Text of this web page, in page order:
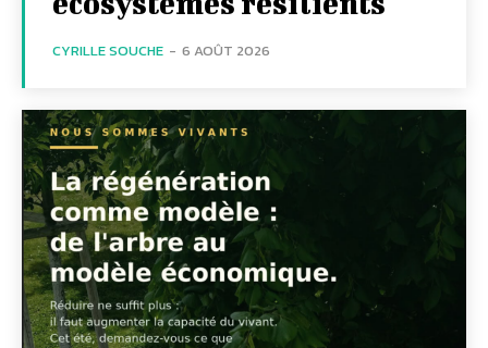
CYRILLE SOUCHE - 6 AOÛT 2026